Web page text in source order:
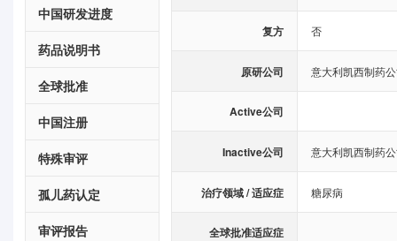
中国研发进度
药品说明书
全球批准
中国注册
特殊审评
孤儿药认定
审评报告
复方 否
原研公司 意大利凯西制药
Active公司
Inactive公司 意大利凯西制药
治疗领域 / 适应症 糖尿病
全球批准适应症